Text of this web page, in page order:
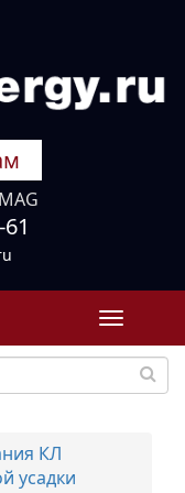
Toggle
КЛ
усадки